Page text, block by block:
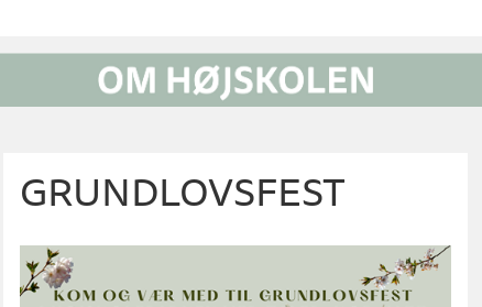
GRUNDLOVSFEST